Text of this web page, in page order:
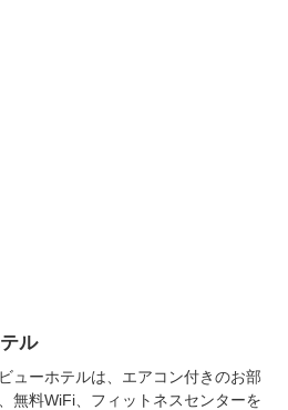
ル
ューホテルは、エアコン付きのお部
無料WiFi、フィットネスセンターを